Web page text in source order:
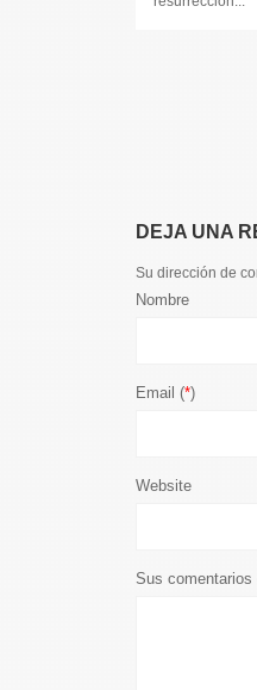
DEJA UNA
Su dirección de
Nombre
Email (*)
Website
Sus comentarios